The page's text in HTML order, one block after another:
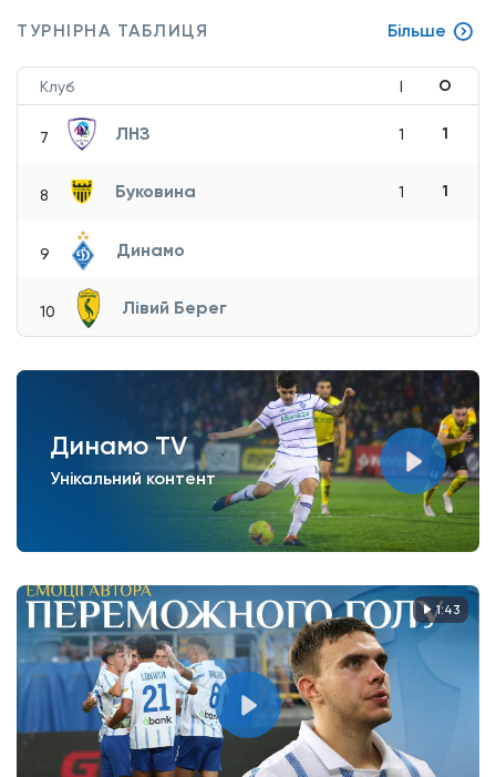
ТУРНІРНА ТАБЛИЦЯ Більше
Клуб І О
7 ЛНЗ 1 1
8 Буковина 1 1
9 Динамо
10 Лівий Берег
Динамо TV
Унікальний контент
1:43